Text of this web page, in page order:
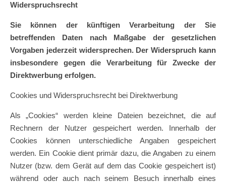
Widerspruchsrecht
Sie können der künftigen Verarbeitung der Sie
betreffenden Daten nach Maßgabe der gesetzlichen
Vorgaben jederzeit widersprechen. Der Widerspruch kann
insbesondere gegen die Verarbeitung für Zwecke der
Direktwerbung erfolgen.
Cookies und Widerspruchsrecht bei Direktwerbung
Als „Cookies“ werden kleine Dateien bezeichnet, die auf
Rechnern der Nutzer gespeichert werden. Innerhalb der
Cookies können unterschiedliche Angaben gespeichert
werden. Ein Cookie dient primär dazu, die Angaben zu einem
Nutzer (bzw. dem Gerät auf dem das Cookie gespeichert ist)
während oder auch nach seinem Besuch innerhalb eines